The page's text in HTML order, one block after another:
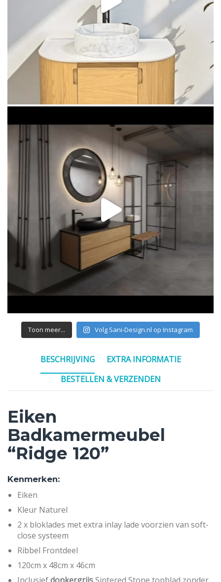
Toon meer... Volg Sani-Design.nl op Instagram
BESCHRIJVING
EXTRA INFORMATIE
BESTELLEN & VERZENDEN
Eiken
Badkamermeubel
“Ridge 120”
Kenmerken:
Eiken
Kleur Naturel
2 x bloklades met extra inlay lade voorzien van soft-
close systeem
Ribbel Frontdeel
120cm x 48cm x 46cm